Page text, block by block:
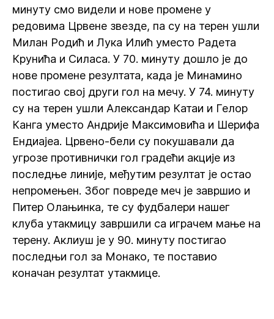
минуту смо видели и нове промене у
редовима Црвене звезде, па су на терен ушли
Милан Родић и Лука Илић уместо Радета
Крунића и Силаса. У 70. минуту дошло је до
нове промене резултата, када је Минамино
постигао свој други гол на мечу. У 74. минуту
су на терен ушли Александар Катаи и Гелор
Канга уместо Андрије Максимовића и Шерифа
Ендиајеа. Црвено-бели су покушавали да
угрозе противнички гол градећи акције из
последње линије, међутим резултат је остао
непромењен. Због повреде меч је завршио и
Питер Олањинка, те су фудбалери нашег
клуба утакмицу завршили са играчем мање на
терену. Аклиуш је у 90. минуту постигао
последњи гол за Монако, те поставио
коначан резултат утакмице.